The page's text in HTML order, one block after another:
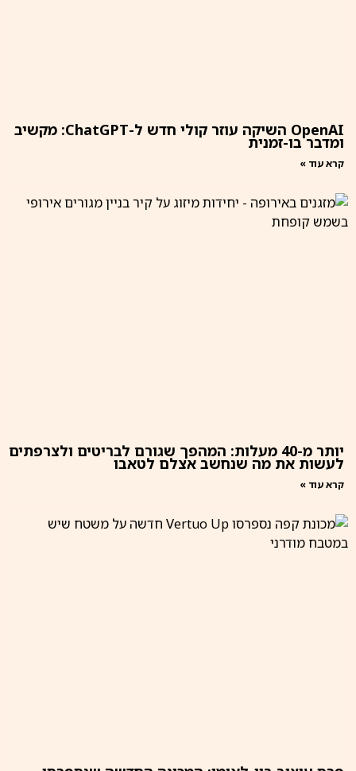
OpenAI השיקה עוזר קולי חדש ל-ChatGPT: מקשיב
ומדבר בו-זמנית
קרא עוד »
יותר מ-40 מעלות: המהפך שגורם לבריטים ולצרפתים
לעשות את מה שנחשב אצלם לטאבו
קרא עוד »